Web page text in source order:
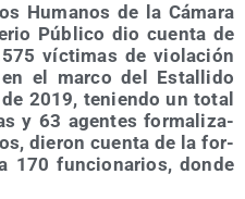
Huma­nos de la Cáma­ra
Públi­co dio cuen­ta de
víc­ti­mas de vio­la­ción
el mar­co del Esta­lli­do
2019, tenien­do un total
y 63 agen­tes for­ma­li­za­
die­ron cuen­ta de la for­
170 fun­cio­na­rios, don­de